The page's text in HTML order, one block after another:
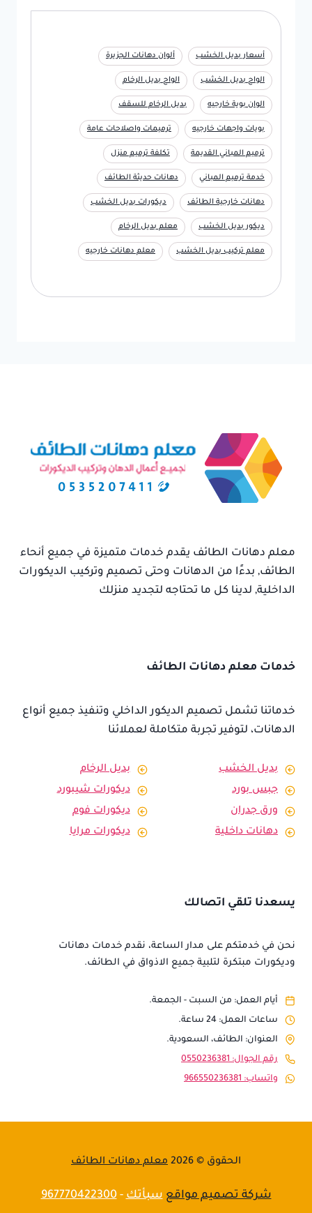
أسعار بديل الخشب ألوان دهانات الجزيرة
الواح بديل الخشب الواح بديل الرخام
الوان بوية خارجيه بديل الرخام للسقف
بويات واجهات خارجيه ترميمات واصلاحات عامة
ترميم المباني القديمة تكلفة ترميم منزل
خدمة ترميم المباني دهانات حديثة الطائف
دهانات خارجية الطائف ديكورات بديل الخشب
ديكور بديل الخشب معلم بديل الرخام
معلم تركيب بديل الخشب معلم دهانات خارجيه
معلم دهانات الطائف يقدم خدمات متميزة في جميع أنحاء
الطائف, بدءًا من الدهانات وحتى تصميم وتركيب الديكورات
الداخلية, لدينا كل ما تحتاجه لتجديد منزلك
خدمات معلم دهانات الطائف
خدماتنا تشمل تصميم الديكور الداخلي وتنفيذ جميع أنواع
الدهانات، لتوفير تجربة متكاملة لعملائنا
بديل الخشب
بديل الرخام
جبس بورد
ديكورات شيبورد
ورق جدران
ديكورات فوم
دهانات داخلية
ديكورات مرايا
يسعدنا تلقي اتصالك
نحن في خدمتكم على مدار الساعة، نقدم خدمات دهانات
وديكورات مبتكرة لتلبية جميع الاذواق في الطائف.
أيام العمل: من السبت - الجمعة.
ساعات العمل: 24 ساعة.
العنوان: الطائف، السعودية.
رقم الجوال: 0550236381
واتساب: 966550236381
الحقوق © 2026 معلم دهانات الطائف
شركة تصميم مواقع سبأتك-
967770422300